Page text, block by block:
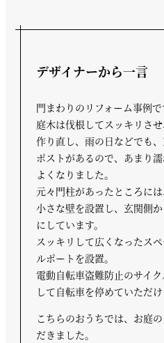
デザイナーから一言
門まわりのリフォーム事例で
庭木は伐根してスッキリさ
作り直し、雨の日などでも
ポストがあるので、あまり
よくなりました。
元々門柱があったところに
小さな壁を設置し、玄関側
にしています。
スッキリして広くなったス
ルポートを設置。
電動自転車盗難防止のサイ
して自転車を停めていただ
こちらのおうちでは、お庭
だきました。